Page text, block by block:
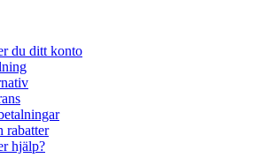
du ditt konto
rabatter
hjälp?